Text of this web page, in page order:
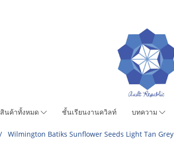
สินค้าทั้งหมด ชั้นเรียนงานควิลท์ บทความ
Wilmington Batiks Sunflower Seeds Light Tan Grey